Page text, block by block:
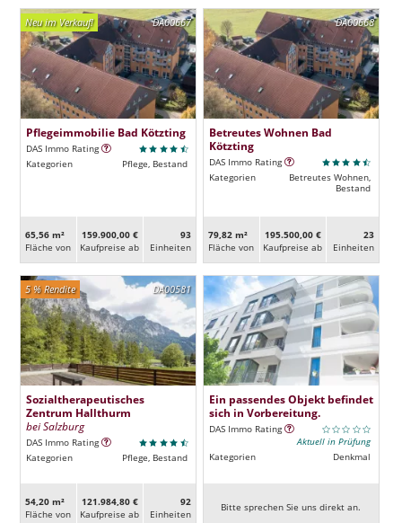
DA00667
Neu im Verkauf!
Pflegeimmobilie Bad Kötzting
DAS Immo Rating
Kategorien
Pflege, Bestand
65,56 m²
Fläche von
159.900,00 €
Kaufpreise ab
93
Ein­heiten
DA00668
Betreutes Wohnen Bad
Kötzting
DAS Immo Rating
Kategorien
Betreutes Wohnen,
Bestand
79,82 m²
Fläche von
195.500,00 €
Kaufpreise ab
23
Ein­heiten
DA00581
5 % Rendite
Sozialtherapeutisches
Zentrum Hallthurm
bei Salzburg
DAS Immo Rating
Kategorien
Pflege, Bestand
54,20 m²
Fläche von
121.984,80 €
Kaufpreise ab
92
Ein­heiten
Ein passendes Objekt befindet
sich in Vorbereitung.
DAS Immo Rating
Aktuell in Prüfung
Kategorien
Denkmal
Bitte sprechen Sie uns direkt an.